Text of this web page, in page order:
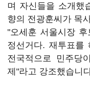
며 자신들을 소개했
향의 전광훈씨가 목
"오세훈 서울시장
정선거다. 재투표를
전국적으로 민주당
제"라고 강조했습니